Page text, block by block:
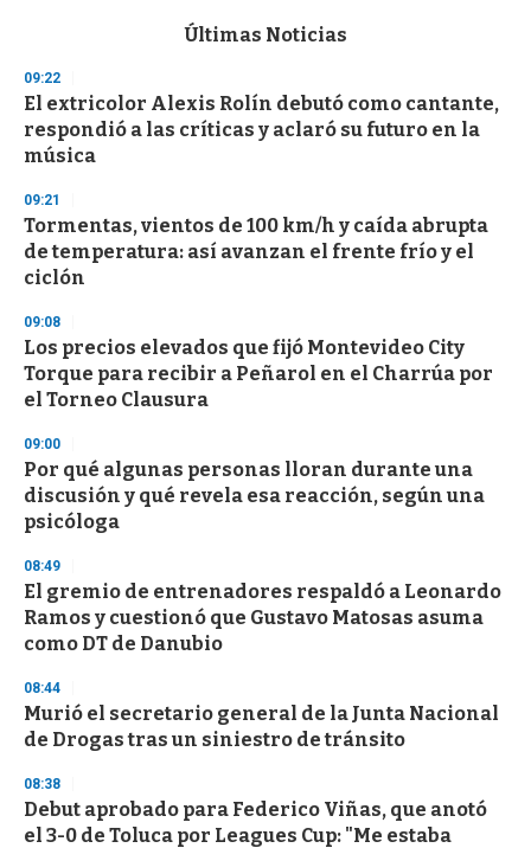
d
s
o
f
3
s
e
c
o
n
Últimas Noticias
09:22
El extricolor Alexis Rolín debutó como cantante,
respondió a las críticas y aclaró su futuro en la
música
09:21
Tormentas, vientos de 100 km/h y caída abrupta
de temperatura: así avanzan el frente frío y el
ciclón
09:08
Los precios elevados que fijó Montevideo City
Torque para recibir a Peñarol en el Charrúa por
el Torneo Clausura
09:00
Por qué algunas personas lloran durante una
discusión y qué revela esa reacción, según una
psicóloga
08:49
El gremio de entrenadores respaldó a Leonardo
Ramos y cuestionó que Gustavo Matosas asuma
como DT de Danubio
08:44
Murió el secretario general de la Junta Nacional
de Drogas tras un siniestro de tránsito
08:38
Debut aprobado para Federico Viñas, que anotó
el 3-0 de Toluca por Leagues Cup: "Me estaba